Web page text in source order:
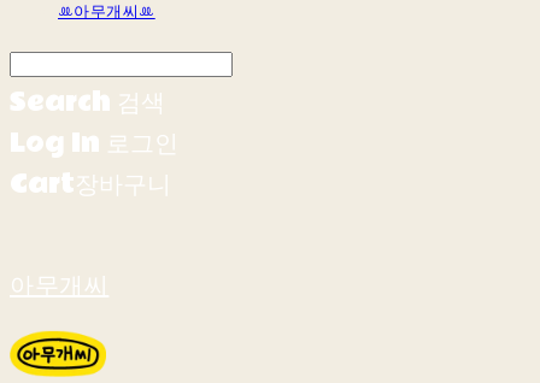
ꔛ아무개씨ꔛ
Search 검색
Log In 로그인
Cart장바구니
아무개씨